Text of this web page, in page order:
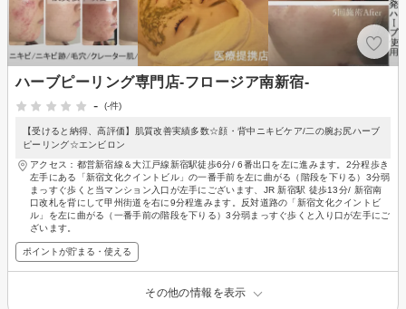
ハーブピーリング専門店-フロージア南新宿-
-
(-件)
【受けると納得、高評価】肌質改善実績多数☆顔・背中ニキビケア/二の腕お尻ハーブ
ピーリング☆エンビロン
アクセス：都営新宿線＆大江戸線新宿駅徒歩6分/ 6番出口を左に進みます。2分程歩き
左手にある「新宿文化クイントビル」の一番手前を左に曲がる（階段を下りる）3分弱
まっすぐ歩くと当マンション入口が左手にございます、JR 新宿駅 徒歩13分/ 新宿南
口改札を背にして甲州街道を右に9分程進みます。反対道路の「新宿文化クイントビ
ル」を左に曲がる（一番手前の階段を下りる）3分弱まっすぐ歩くと入り口が左手にご
ざいます。
ポイントが貯まる・使える
その他の情報を表示